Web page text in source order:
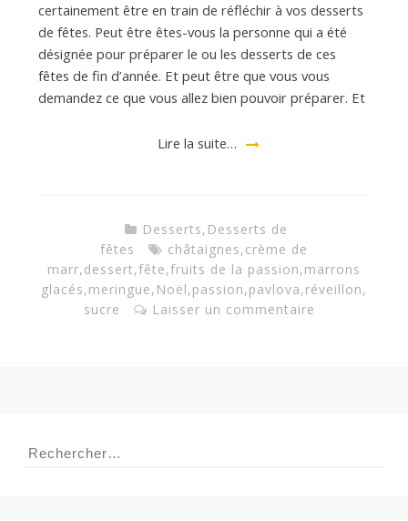
certainement être en train de réfléchir à vos desserts
de fêtes. Peut être êtes-vous la personne qui a été
désignée pour préparer le ou les desserts de ces
fêtes de fin d’année. Et peut être que vous vous
demandez ce que vous allez bien pouvoir préparer. Et
Lire la suite…
Desserts, Desserts de
fêtes
châtaignes,crème de
marr,dessert,fête,fruits de la passion,marrons
glacés,meringue, Noël,passion,pavlova,réveillon,
sucre
Laisser un commentaire
Rechercher :